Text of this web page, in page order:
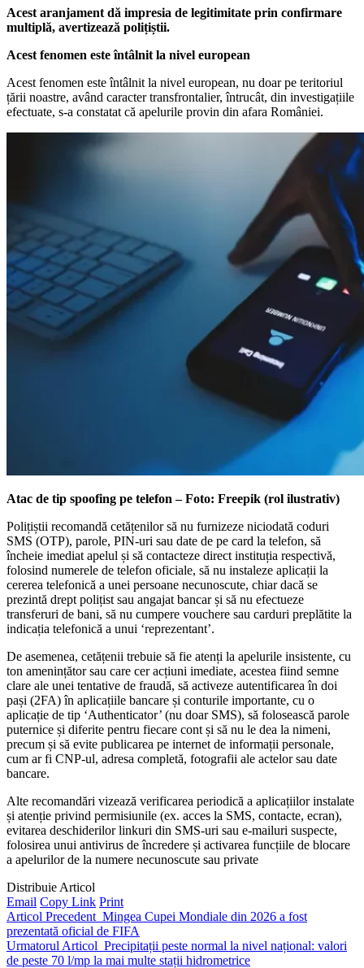
Acest aranjament dă impresia de legitimitate prin confirmare
multiplă, avertizează polițiștii.
Acest fenomen este întâlnit la nivel european
Acest fenomen este întâlnit la nivel european, nu doar pe teritoriul
țării noastre, având caracter transfrontalier, întrucât, din investigațiile
efectuate, s-a constatat că apelurile provin din afara României.
Atac de tip spoofing pe telefon – Foto: Freepik (rol ilustrativ)
Polițiștii recomandă cetățenilor să nu furnizeze niciodată coduri
SMS (OTP), parole, PIN-uri sau date de pe card la telefon, să
încheie imediat apelul și să contacteze direct instituția respectivă,
folosind numerele de telefon oficiale, să nu instaleze aplicații la
cererea telefonică a unei persoane necunoscute, chiar dacă se
prezintă drept polițist sau angajat bancar și să nu efectueze
transferuri de bani, să nu cumpere vouchere sau carduri preplătite la
indicația telefonică a unui ‘reprezentant’.
De asemenea, cetățenii trebuie să fie atenți la apelurile insistente, cu
ton amenințător sau care cer acțiuni imediate, acestea fiind semne
clare ale unei tentative de fraudă, să activeze autentificarea în doi
pași (2FA) în aplicațiile bancare și conturile importante, cu o
aplicație de tip ‘Authenticator’ (nu doar SMS), să folosească parole
puternice și diferite pentru fiecare cont și să nu le dea la nimeni,
precum și să evite publicarea pe internet de informații personale,
cum ar fi CNP-ul, adresa completă, fotografii ale actelor sau date
bancare.
Alte recomandări vizează verificarea periodică a aplicațiilor instalate
și atenție privind permisiunile (ex. acces la SMS, contacte, ecran),
evitarea deschiderilor linkuri din SMS-uri sau e-mailuri suspecte,
folosirea unui antivirus de încredere și activarea funcțiile de blocare
a apelurilor de la numere necunoscute sau private
Distribuie Articol
Email Copy Link Print
Articol Precedent Mingea Cupei Mondiale din 2026 a fost
prezentată oficial de FIFA
Urmatorul Articol Precipitații peste normal la nivel național: valori
de peste 70 l/mp la mai multe stații hidrometrice